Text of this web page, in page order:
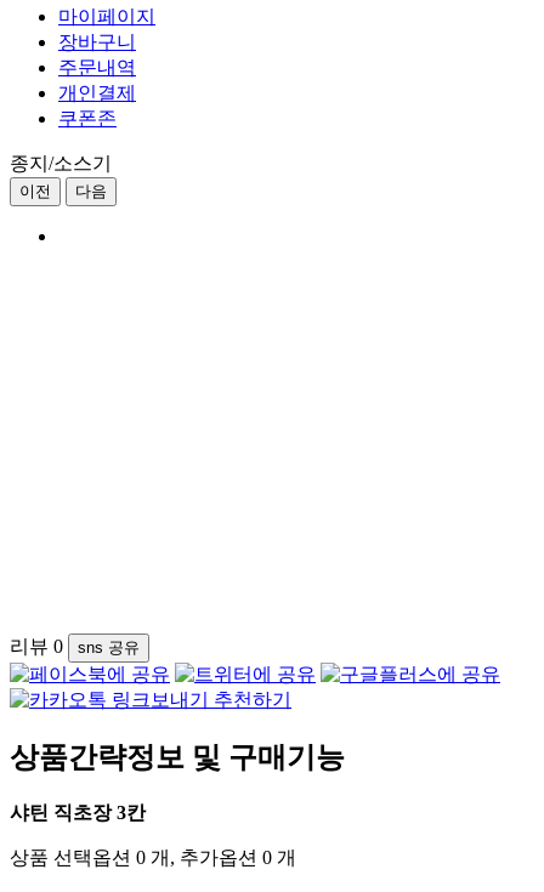
마이페이지
장바구니
주문내역
개인결제
쿠폰존
종지/소스기
이전 다음
리뷰 0 sns 공유
추천하기
상품간략정보 및 구매기능
샤틴 직초장 3칸
상품 선택옵션 0 개, 추가옵션 0 개